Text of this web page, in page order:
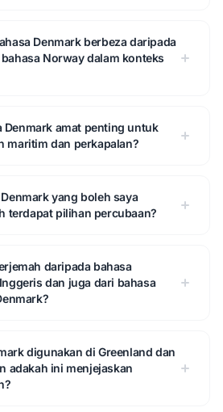
Denmark berbeza daripada
Norway dalam konteks
Denmark amat penting untuk
maritim dan perkapalan?
yang boleh saya
terdapat pilihan percubaan?
daripada bahasa
dan juga dari bahasa
digunakan di Greenland dan
adakah ini menjejaskan